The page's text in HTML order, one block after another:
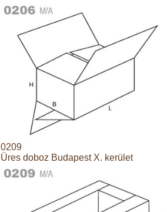
0209
Üres doboz Budapest X. kerület